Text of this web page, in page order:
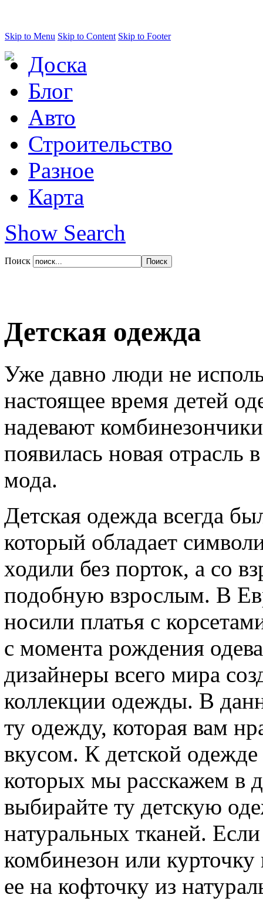
Skip to Menu Skip to Content Skip to Footer
Доска
Блог
Авто
Строительство
Разное
Карта
Show Search
Поиск
Детская одежда
Уже давно люди не
настоящее время детей
надевают
появилась новая отрасль
мода.
Детская одежда всегда
который обладает
ходили без порток, а со
подобную взрослым. В
носили платья с
с момента рождения
дизайнеры всего мира
коллекции одежды. В
ту одежду, которая вам
вкусом. К детской
которых мы расскажем в
выбирайте ту детскую
натуральных тканей.
комбинезон или курточку
ее на кофточку из